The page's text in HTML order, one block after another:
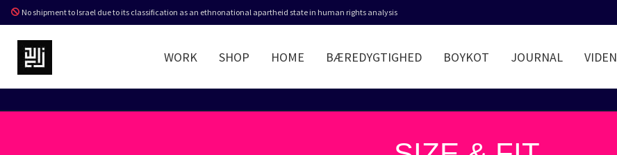
No shipment to Israel due to its classification as an ethnonational apartheid state in human rights analysis
WORK SHOP HOME BÆREDYGTIGHED BOYKOT JOURNAL VIDEN